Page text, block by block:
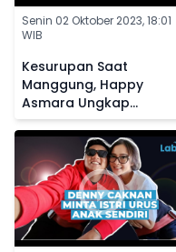
Senin 02 Oktober 2023, 18:01
WIB
Kesurupan Saat
Manggung, Happy
Asmara Ungkap
Kedekatannya dengan
Makhluk Halus